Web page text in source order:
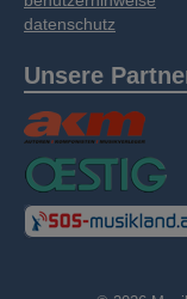
datenschutz
Unsere